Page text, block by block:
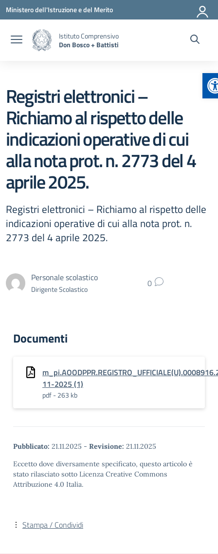
Vai ai contenuti
Vai al menu di navigazione
Vai al footer
Ministero dell'Istruzione e del Merito
Istituto Comprensivo
Don Bosco + Battisti
Registri elettronici –
Richiamo al rispetto delle
indicazioni operative di cui
alla nota prot. n. 2773 del 4
aprile 2025.
Registri elettronici – Richiamo al rispetto delle
indicazioni operative di cui alla nota prot. n.
2773 del 4 aprile 2025.
Personale scolastico
Dirigente Scolastico 0
Documenti
11-2025 (1)
pdf - 263 kb
Pubblicato: 21.11.2025 - Revisione: 21.11.2025
Eccetto dove diversamente specificato, questo articolo è
stato rilasciato sotto Licenza Creative Commons
Attribuzione 4.0 Italia.
Stampa / Condividi